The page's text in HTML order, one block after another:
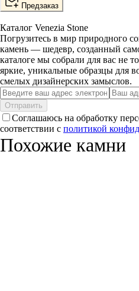
Предзаказ
Каталог Venezia Stone
Погрузитесь в мир природного
камень — шедевр, созданный
каталоге мы собрали для вас не
яркие, уникальные образцы для
смелых дизайнерских замыслов.
Отправить
Соглашаюсь на обработку
соответствии с политикой
Похожие камни